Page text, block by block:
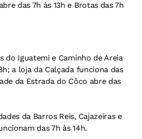
das 7h às 13h e Brotas das 7h
do Iguatemi e Caminho de Areia
a loja da Calçada funciona das
da Estrada do Côco abre das
da Barros Reis, Cajazeiras e
das 7h às 14h.